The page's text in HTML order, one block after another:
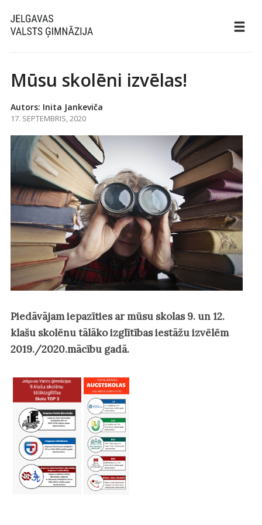
Mūsu skolēni izvēlas!
Autors: Inita Jankeviča
17. SEPTEMBRIS, 2020
Piedāvājam iepazīties ar mūsu skolas 9. un 12.
klašu skolēnu tālāko izglītības iestāžu izvēlēm
2019./2020.mācību gadā.